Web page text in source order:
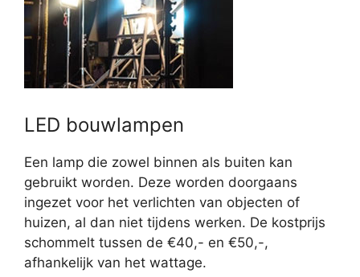
LED bouwlampen
Een lamp die zowel binnen als buiten kan
gebruikt worden. Deze worden doorgaans
ingezet voor het verlichten van objecten of
huizen, al dan niet tijdens werken. De kostprijs
schommelt tussen de €40,- en €50,-,
afhankelijk van het wattage.